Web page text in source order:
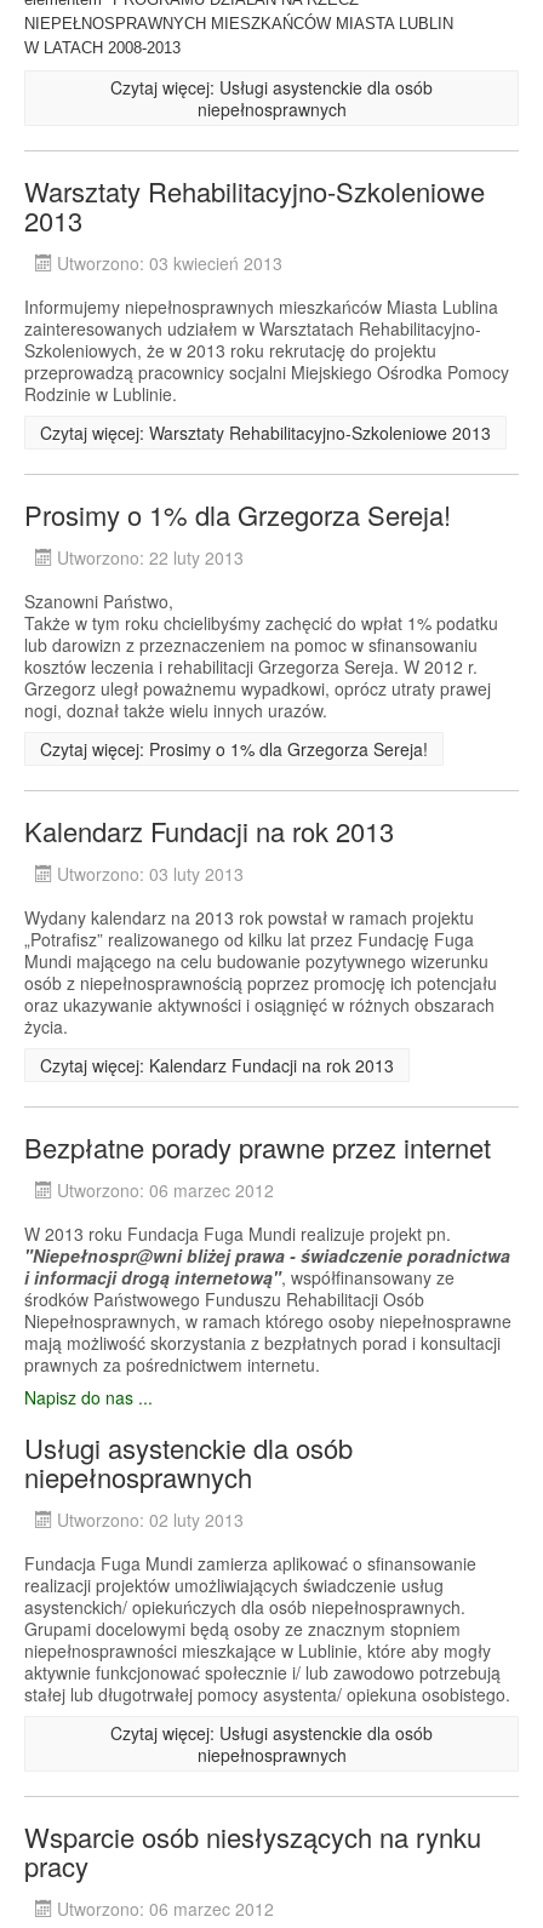
NIEPEŁNOSPRAWNYCH MIESZKAŃCÓW MIASTA LUBLIN
W LATACH 2008-2013
Czytaj więcej: Usługi asystenckie dla osób
niepełnosprawnych
Warsztaty Rehabilitacyjno-Szkoleniowe
2013
Utworzono: 03 kwiecień 2013
Informujemy niepełnosprawnych mieszkańców Miasta Lublina
zainteresowanych udziałem w Warsztatach Rehabilitacyjno-
Szkoleniowych, że w 2013 roku rekrutację do projektu
przeprowadzą pracownicy socjalni Miejskiego Ośrodka Pomocy
Rodzinie w Lublinie.
Czytaj więcej: Warsztaty Rehabilitacyjno-Szkoleniowe 2013
Prosimy o 1% dla Grzegorza Sereja!
Utworzono: 22 luty 2013
Szanowni Państwo,
Także w tym roku chcielibyśmy zachęcić do wpłat 1% podatku
lub darowizn z przeznaczeniem na pomoc w sfinansowaniu
kosztów leczenia i rehabilitacji Grzegorza Sereja. W 2012 r.
Grzegorz uległ poważnemu wypadkowi, oprócz utraty prawej
nogi, doznał także wielu innych urazów.
Czytaj więcej: Prosimy o 1% dla Grzegorza Sereja!
Kalendarz Fundacji na rok 2013
Utworzono: 03 luty 2013
Wydany kalendarz na 2013 rok powstał w ramach projektu
„Potrafisz” realizowanego od kilku lat przez Fundację Fuga
Mundi mającego na celu budowanie pozytywnego wizerunku
osób z niepełnosprawnością poprzez promocję ich potencjału
oraz ukazywanie aktywności i osiągnięć w różnych obszarach
życia.
Czytaj więcej: Kalendarz Fundacji na rok 2013
Bezpłatne porady prawne przez internet
Utworzono: 06 marzec 2012
W 2013 roku Fundacja Fuga Mundi realizuje projekt pn.
"Niepełnospr@wni bliżej prawa - świadczenie poradnictwa
i informacji drogą internetową", współfinansowany ze
środków Państwowego Funduszu Rehabilitacji Osób
Niepełnosprawnych, w ramach którego osoby niepełnosprawne
mają możliwość skorzystania z bezpłatnych porad i konsultacji
prawnych za pośrednictwem internetu.
Napisz do nas ...
Usługi asystenckie dla osób
niepełnosprawnych
Utworzono: 02 luty 2013
Fundacja Fuga Mundi zamierza aplikować o sfinansowanie
realizacji projektów umożliwiających świadczenie usług
asystenckich/ opiekuńczych dla osób niepełnosprawnych.
Grupami docelowymi będą osoby ze znacznym stopniem
niepełnosprawności mieszkające w Lublinie, które aby mogły
aktywnie funkcjonować społecznie i/ lub zawodowo potrzebują
stałej lub długotrwałej pomocy asystenta/ opiekuna osobistego.
Czytaj więcej: Usługi asystenckie dla osób
niepełnosprawnych
Wsparcie osób niesłyszących na rynku
pracy
Utworzono: 06 marzec 2012